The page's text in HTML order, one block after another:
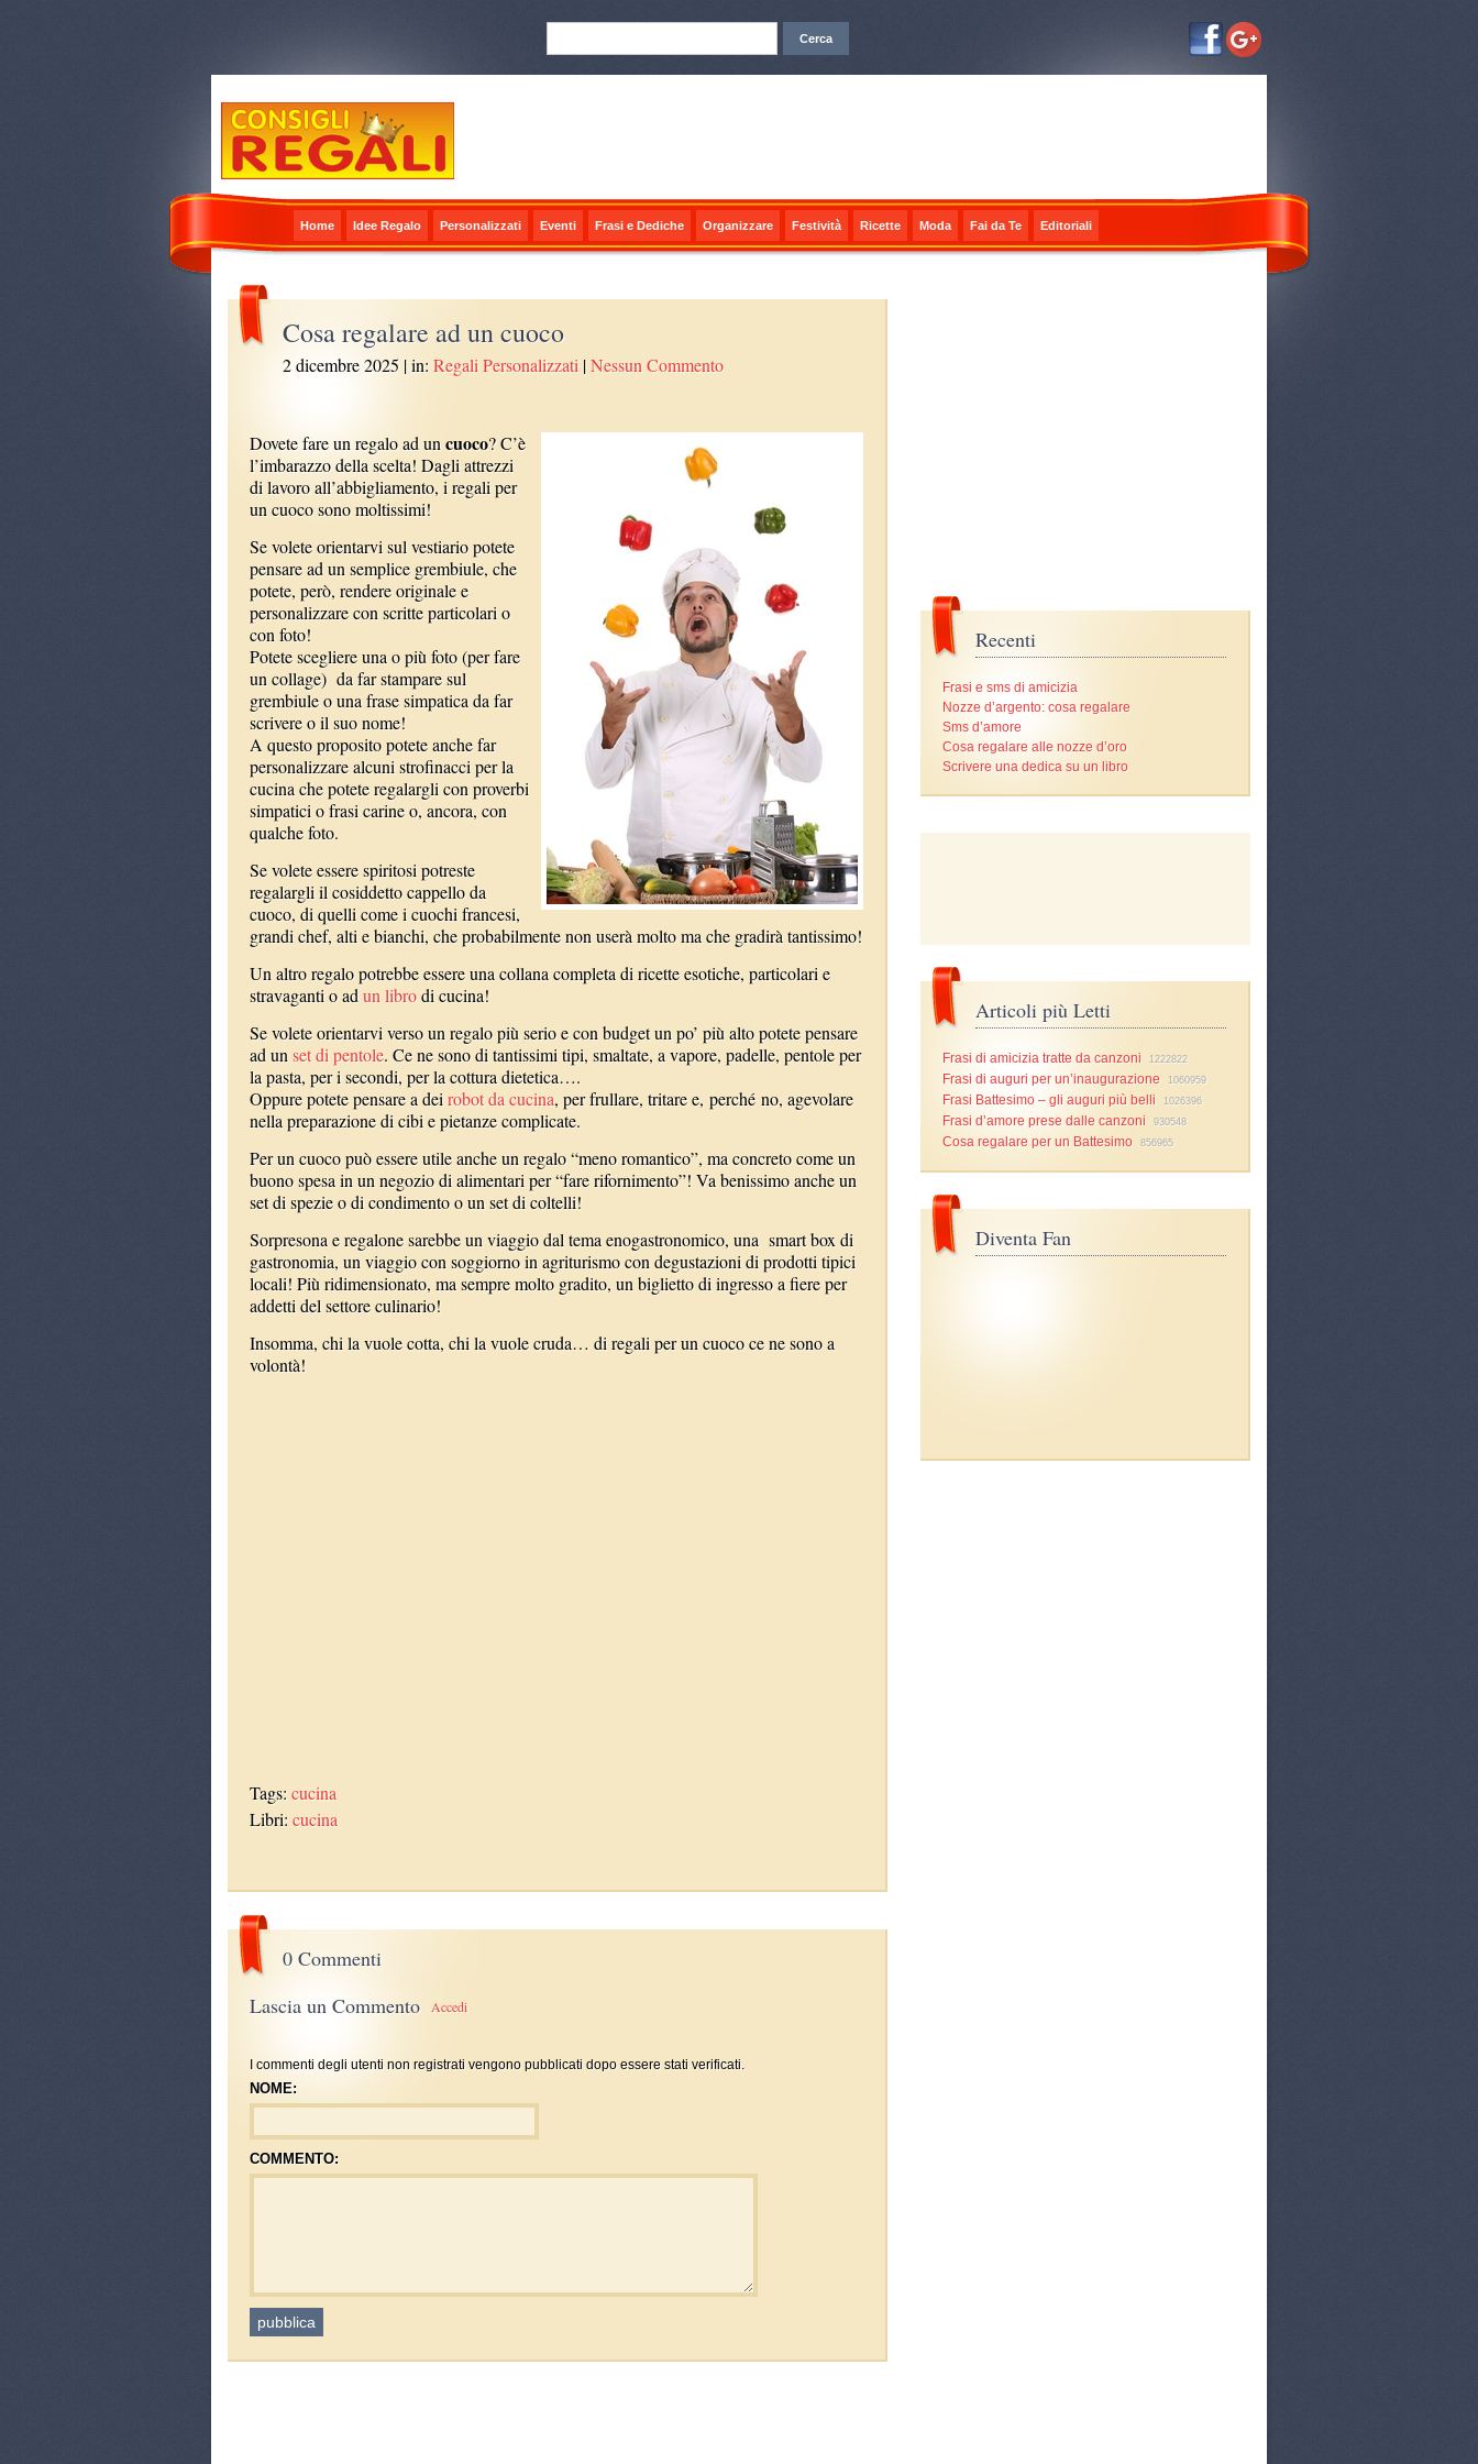
Home Idee Regalo Personalizzati Eventi Frasi e Dediche Organizzare Festività Ricette Moda Fai da Te Editoriali
Cosa regalare ad un cuoco
2 dicembre 2025 | in:Regali Personalizzati |Nessun Commento
Dovete fare un regalo ad uncuoco? C’è
l’imbarazzo della scelta! Dagli attrezzi
di lavoro all’abbigliamento, i regali per
un cuoco sono moltissimi!
Se volete orientarvi sul vestiario potete
pensare ad un semplice grembiule, che
potete, però, rendere originale e
personalizzare con scritte particolari o
con foto!
Potete scegliere una o più foto (per fare
un collage) da far stampare sul
grembiule o una frase simpatica da far
scrivere o il suo nome!
A questo proposito potete anche far
personalizzare alcuni strofinacci per la
cucina che potete regalargli con proverbi
simpatici o frasi carine o, ancora, con
qualche foto.
Se volete essere spiritosi potreste
regalargli il cosiddetto cappello da
cuoco, di quelli come i cuochi francesi,
grandi chef, alti e bianchi, che probabilmente non userà molto ma che gradirà tantissimo!
Un altro regalo potrebbe essere una collana completa di ricette esotiche, particolari e
stravaganti o adun librodi cucina!
Se volete orientarvi verso un regalo più serio e con budget un po’ più alto potete pensare
ad unset di pentole. Ce ne sono di tantissimi tipi, smaltate, a vapore, padelle, pentole per
la pasta, per i secondi, per la cottura dietetica….
Oppure potete pensare a deirobot da cucina, per frullare, tritare e, perché no, agevolare
nella preparazione di cibi e pietanze complicate.
Per un cuoco può essere utile anche un regalo “meno romantico”, ma concreto come un
buono spesa in un negozio di alimentari per “fare rifornimento”! Va benissimo anche un
set di spezie o di condimento o un set di coltelli!
Sorpresona e regalone sarebbe un viaggio dal tema enogastronomico, una smart box di
gastronomia, un viaggio con soggiorno in agriturismo con degustazioni di prodotti tipici
locali! Più ridimensionato, ma sempre molto gradito, un biglietto di ingresso a fiere per
addetti del settore culinario!
Insomma, chi la vuole cotta, chi la vuole cruda… di regali per un cuoco ce ne sono a
volontà!
Tags:cucina
Libri:cucina
Recenti
Frasi e sms di amicizia
Nozze d’argento: cosa regalare
Sms d’amore
Cosa regalare alle nozze d’oro
Scrivere una dedica su un libro
Articoli più Letti
Frasi di amicizia tratte da canzoni 1222822
Frasi di auguri per un’inaugurazione 1060959
Frasi Battesimo – gli auguri più belli 1026396
Frasi d’amore prese dalle canzoni 930548
Cosa regalare per un Battesimo 856965
Diventa Fan
0 Commenti
Lascia un Commento
Accedi
I commenti degli utenti non registrati vengono pubblicati dopo essere stati verificati.
NOME:
COMMENTO: